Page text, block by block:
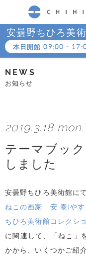
CHIHIRO ART
安曇野ちひろ美
本日開館09:00 -
NEWS
お知らせ
2019.3.18 mon.
テーマブッ
しました
安曇野ちひろ美術館に
ねこの画家 安 泰(やす
ちひろ美術館コレクシ
に関連して、「ねこ」
かから、いくつかご紹